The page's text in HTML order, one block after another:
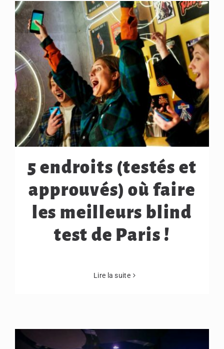
5 endroits (testés et
approuvés) où faire
les meilleurs blind
test de Paris !
Lire la suite